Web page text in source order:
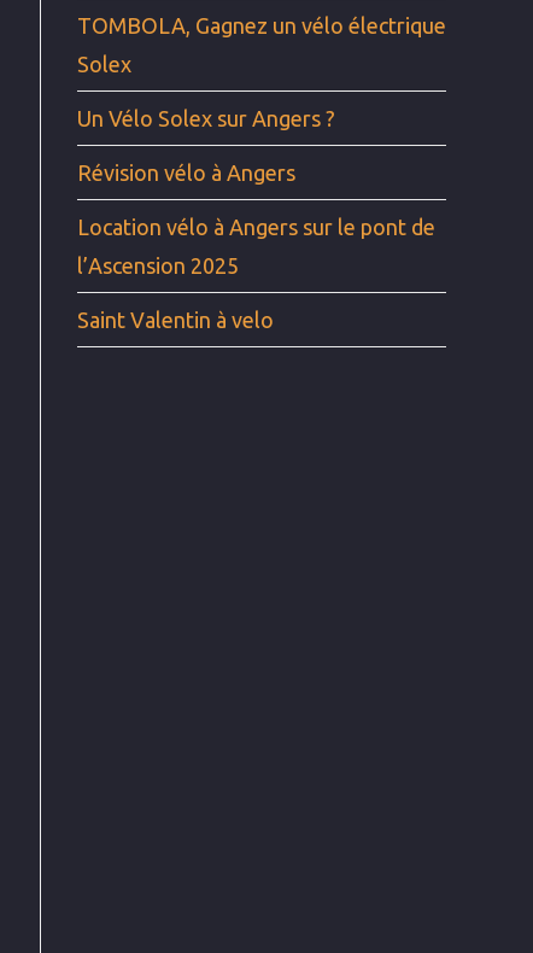
TOMBOLA, Gagnez un vélo électrique
Solex
Un Vélo Solex sur Angers ?
Révision vélo à Angers
Location vélo à Angers sur le pont de
l’Ascension 2025
Saint Valentin à velo